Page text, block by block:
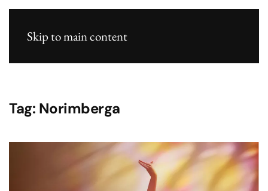
Skip to main content
Tag: Norimberga